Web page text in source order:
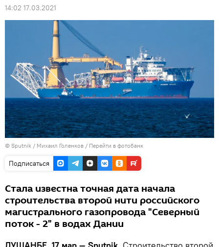
14:02 17.03.2021
© Sputnik / Михаил Голенков / Перейти в фотобанк
Подписаться
Стала известна точная дата начала
строительства второй нити российского
магистрального газопровода "Северный
поток - 2" в водах Дании